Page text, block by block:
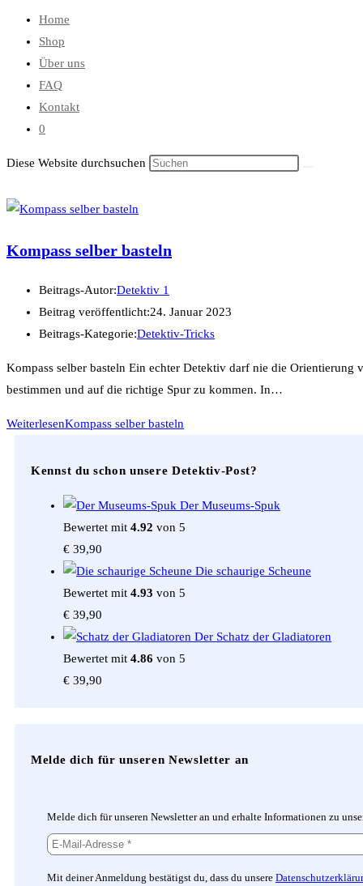
Home
Shop
Über uns
FAQ
Kontakt
0
Diese Website durchsuchen
Kompass selber basteln
Beitrags-Autor:Detektiv 1
Beitrag veröffentlicht:24. Januar 2023
Beitrags-Kategorie:Detektiv-Tricks
Kompass selber basteln Ein echter Detektiv darf nie die
bestimmen und auf die richtige Spur zu kommen. In…
WeiterlesenKompass selber basteln
Kennst du schon unsere Detektiv-Post?
Der Museums-Spuk
Bewertet mit 4.92 von 5
€ 39,90
Die schaurige Scheune
Bewertet mit 4.93 von 5
€ 39,90
Der Schatz der Gladiatoren
Bewertet mit 4.86 von 5
€ 39,90
Melde dich für unseren Newsletter an
Melde dich für unseren Newsletter an und erhalte Informationen zu
Mit deiner Anmeldung bestätigst du, dass du unsere